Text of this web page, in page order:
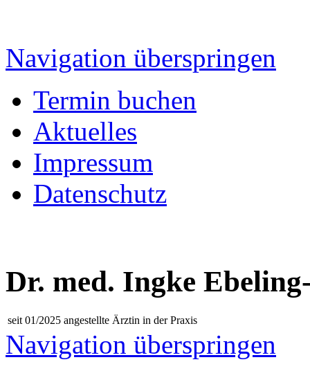
Navigation überspringen
Termin buchen
Aktuelles
Impressum
Datenschutz
Dr. med. Ingke
seit 01/2025 angestellte Ärztin in der Praxis
Navigation überspringen